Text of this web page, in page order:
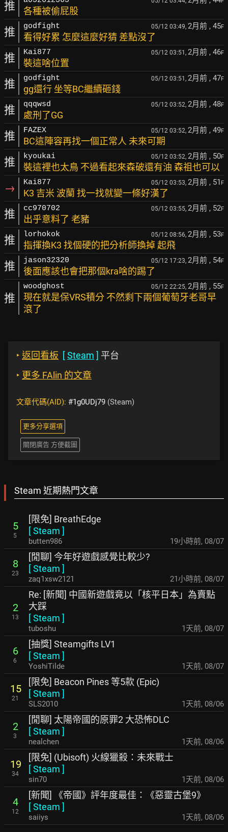
推 各種被偷屁股
推 godfight 05/12 03:49, 2月前 , 45F
看得好累 怎麼這麼好猜 差點沒了
推 Kai877 05/12 03:51, 2月前 , 46F
裝這啥位置
推 godfight 05/12 03:51, 2月前 , 47F
gg還行 坐等BC繼續砸錢
推 qqqwsd 05/12 03:52, 2月前 , 48F
處刑了GG
推 FAZEX 05/12 03:52, 2月前 , 49F
BC這陣容再找一個正常人 未來可期
推 kyoukai 05/12 03:52, 2月前 , 50F
裝這裡也太鳥 不過看起來森破還有油 森祖也可以
→ Kai877 05/12 03:53, 2月前 , 51 F
K3 吉米 波蘭 找一找就變一條好漢了
推 cc970702 05/12 03:55, 2月前 , 52F
出乎意料了 老豬
推 lorhokok 05/12 08:56, 2月前 , 53F
指揮換K3 找個硬的把分析師換掉 起飛
推 jason32320 05/12 17:23, 2月前 , 54F
後面應該也會把那個kra啥的踢了
推
woodghost 05/12 22:25, 2月前 , 55F
現在就是保VRS積分 不然剩下兩個葡萄牙老哥早
滾了
‣ 返回看板 [Steam ] 平台
‣ 更多 FAlin 的文章
文章代碼(AID): #1g0UDj79 (Steam)
更多分享選項
關閉廣告 方便截圖
Steam 近期熱門文章
5
5
[限免] BreathEdge
[Steam ]
butten986 19小時前, 08/07
8
23
[閒聊] 今年好遊戲感覺比較少?
[Steam ]
zaq1xsw2121 21小時前, 08/07
2
13
Re: [新聞] 中國新遊戲竟以「核平日本」為賣點
大踩
[Steam ]
tuboshu 1天前, 08/07
6
6
[抽獎] Steamgifts LV1
[Steam ]
YoshiTilde 1天前, 08/07
15
21
[限免] Beacon Pines 等5款 (Epic)
[Steam ]
SLS2010 1天前, 08/06
2
3
[閒聊] 太陽帝國的原罪2 大恐怖DLC
[Steam ]
nealchen 1天前, 08/06
19
34
[限免] (Ubisoft) 火線獵殺：未來戰士
[Steam ]
sin70 1天前, 08/06
4
12
[新聞] 《帝國》評年度最佳：《惡靈古堡9》
[Steam ]
saiiys 1天前, 08/06